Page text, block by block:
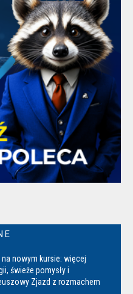
na nowym kursie: więcej
świeże pomysły i
Zjazd z rozmachem